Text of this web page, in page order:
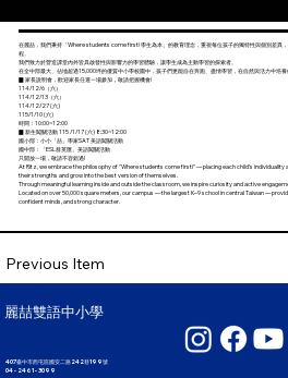
在麗喆，我們秉持「Where students come first! 學生為本」的教育理念，重視每位孩子的獨特性與個別差異
程。
我們致力於營造課堂內外皆具啟發性與影響力的學習體驗，讓學生成為主動學習的探索者。
在全中部最大、佔地超過15,000坪的優質中小學校園中，孩子們更能自在奔跑、盡情學習，在自然與活力中培養
▉ 家長說明會，歡迎家長任選一場參加，敬請把握機會!
114/12/6（六）
114/12/13（六）
114/12/27 (六)
115/1/10 (六)
時間：10:00~12:00
▉ 新生闖關活動 115 /1/17 (六) 8:30~12:00
國小部：小小「喆」學家SAT 美語闖關活動
國中部：「ESL群英匯」美語闖關活動
只開放一場，敬請不容錯過!
At Ritz, we embrace the philosophy of "Where students come first!" — placing each child’s
their strengths and grow into the best version of themselves.
Through meaningful learning inside and outside the classroom, we inspire curiosity and active
Located on over 50,000 square meters, our campus — the largest K–9 school in central Taiwan —
confident minds, and strong character.
Previous Item
麗喆雙語中小學
407臺中市西屯區國安二路242巷199號
04 - 2461 - 3099